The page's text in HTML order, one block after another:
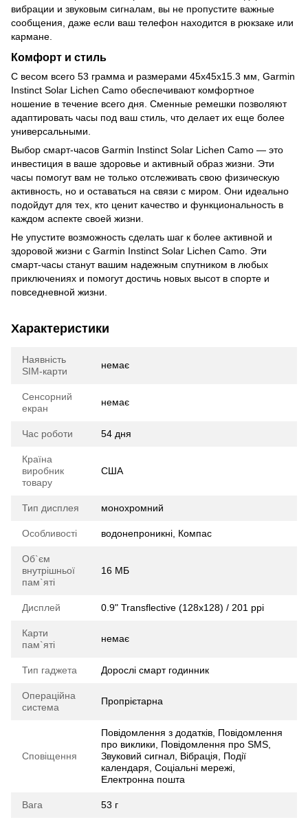
вибрации и звуковым сигналам, вы не пропустите важные
сообщения, даже если ваш телефон находится в рюкзаке или
кармане.
Комфорт и стиль
С весом всего 53 грамма и размерами 45x45x15.3 мм, Garmin
Instinct Solar Lichen Camo обеспечивают комфортное
ношение в течение всего дня. Сменные ремешки позволяют
адаптировать часы под ваш стиль, что делает их еще более
универсальными.
Выбор смарт-часов Garmin Instinct Solar Lichen Camo — это
инвестиция в ваше здоровье и активный образ жизни. Эти
часы помогут вам не только отслеживать свою физическую
активность, но и оставаться на связи с миром. Они идеально
подойдут для тех, кто ценит качество и функциональность в
каждом аспекте своей жизни.
Не упустите возможность сделать шаг к более активной и
здоровой жизни с Garmin Instinct Solar Lichen Camo. Эти
смарт-часы станут вашим надежным спутником в любых
приключениях и помогут достичь новых высот в спорте и
повседневной жизни.
Характеристики
Наявність
SIM-карти
немає
Сенсорний
екран
немає
Час роботи 54 дня
Країна
виробник
товару
США
Тип дисплея монохромний
Особливості водонепроникні, Компас
Об`єм
внутрішньої
пам`яті
16 МБ
Дисплей 0.9" Transflective (128x128) / 201 ppi
Карти
пам`яті
немає
Тип гаджета Дорослі смарт годинник
Операційна
система
Пропрієтарна
Сповіщення
Повідомлення з додатків, Повідомлення
про виклики, Повідомлення про SMS,
Звуковий сигнал, Вібрація, Події
календаря, Соціальні мережі,
Електронна пошта
Вага 53 г